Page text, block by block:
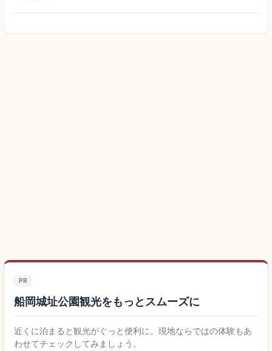
PR
船岡城址公園観光をもっとスムーズに
近くに泊まると観光がぐっと便利に。現地ならではの体験もあ
わせてチェックしてみましょう。